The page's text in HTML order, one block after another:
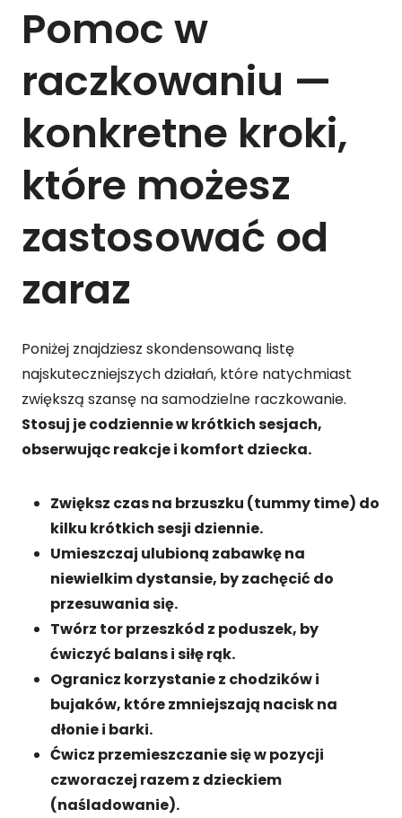
Pomoc w
raczkowaniu —
konkretne kroki,
które możesz
zastosować od
zaraz
Poniżej znajdziesz skondensowaną listę
najskuteczniejszych działań, które natychmiast
zwiększą szansę na samodzielne raczkowanie.
Stosuj je codziennie w krótkich sesjach,
obserwując reakcje i komfort dziecka.
Zwiększ czas na brzuszku (tummy time) do
kilku krótkich sesji dziennie.
Umieszczaj ulubioną zabawkę na
niewielkim dystansie, by zachęcić do
przesuwania się.
Twórz tor przeszkód z poduszek, by
ćwiczyć balans i siłę rąk.
Ogranicz korzystanie z chodzików i
bujaków, które zmniejszają nacisk na
dłonie i barki.
Ćwicz przemieszczanie się w pozycji
czworaczej razem z dzieckiem
(naśladowanie).